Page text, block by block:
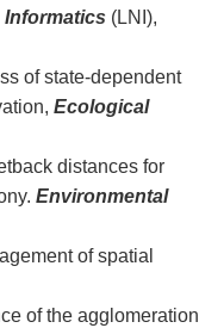
(LNI),
of state-dependent
Ecological
distances for
Environmental
of spatial
of the agglomeration